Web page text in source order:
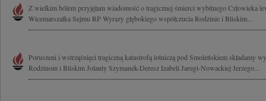
Z wielkim bólem przyjęłam wiadomość o tragicznej śmierci wybitnego Człowieka
Wicemarszałka Sejmu RP Wyrazy głębokiego współczucia Rodzinie i Bliskim...
Poruszeni i wstrząśnięci tragiczną katastrofą lotniczą pod Smoleńskiem składamy
Rodzinom i Bliskim Jolanty Szymanek-Deresz Izabeli Jarugi-Nowackiej Jerzego...